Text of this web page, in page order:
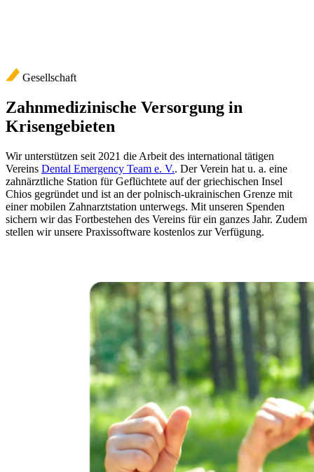
Gesellschaft
Zahnmedizinische Versorgung in
Krisengebieten
Wir unterstützen seit 2021 die Arbeit des international tätigen
Vereins Dental Emergency Team e. V.. Der Verein hat u. a. eine
zahnärztliche Station für Geflüchtete auf der griechischen Insel
Chios gegründet und ist an der polnisch-ukrainischen Grenze mit
einer mobilen Zahnarztstation unterwegs. Mit unseren Spenden
sichern wir das Fortbestehen des Vereins für ein ganzes Jahr. Zudem
stellen wir unsere Praxissoftware kostenlos zur Verfügung.